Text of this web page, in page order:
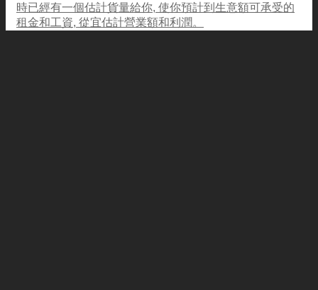
時已經有一個估計貨量給你, 使你預計到生意額可承受的
租金和工資, 從宜估計營業額和利潤。